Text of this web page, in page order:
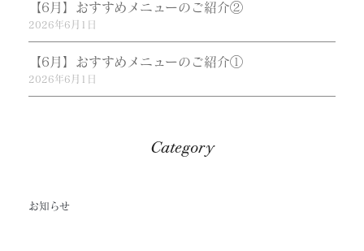
【6月】おすすめメニューのご紹介②
2026年6月1日
【6月】おすすめメニューのご紹介①
2026年6月1日
Category
お知らせ